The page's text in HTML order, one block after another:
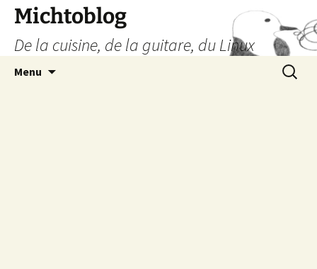
Aller
contenu
Michtoblog
De la cuisine, de la guitare, du Linux
Menu